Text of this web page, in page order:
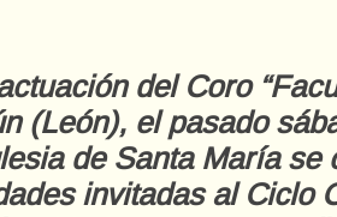
del Coro
(León), el pasado
de Santa María se
invitadas al Ciclo